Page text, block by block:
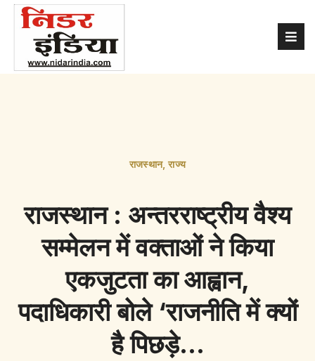
राजस्थान,राज्य
राजस्थान : अन्तरराष्ट्रीय वैश्य
सम्मेलन में वक्ताओं ने किया
एकजुटता का आह्वान,
पदाधिकारी बोले ‘राजनीति में क्यों
है पिछड़े…